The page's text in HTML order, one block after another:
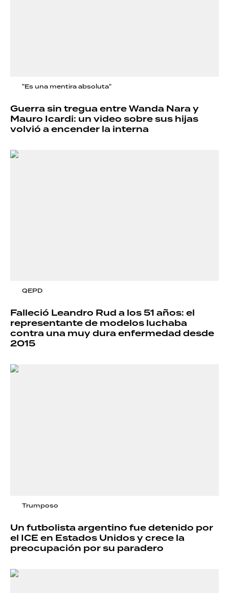
"Es una mentira absoluta"
Guerra sin tregua entre Wanda Nara y
Mauro Icardi: un video sobre sus hijas
volvió a encender la interna
QEPD
Falleció Leandro Rud a los 51 años: el
representante de modelos luchaba
contra una muy dura enfermedad desde
2015
Trumposo
Un futbolista argentino fue detenido por
el ICE en Estados Unidos y crece la
preocupación por su paradero